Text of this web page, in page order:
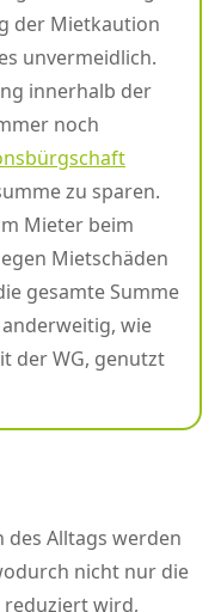
der Mietkaution
unvermeidlich.
innerhalb der
noch
zu sparen.
Mieter beim
Mietschäden
gesamte Summe
wie
der WG, genutzt
Alltags werden
nicht nur die
reduziert wird,